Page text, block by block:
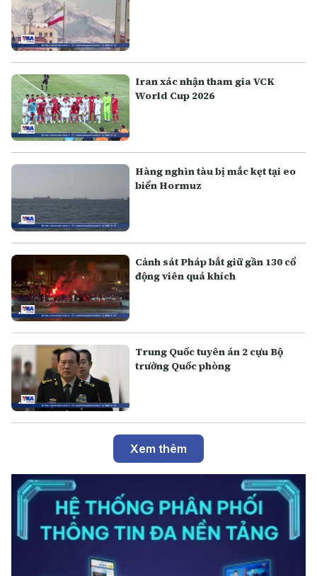
Iran xác nhận tham gia VCK
World Cup 2026
Hàng nghìn tàu bị mắc kẹt tại eo
biển Hormuz
Cảnh sát Pháp bắt giữ gần 130 cổ
động viên quá khích
Trung Quốc tuyên án 2 cựu Bộ
trưởng Quốc phòng
Xem thêm